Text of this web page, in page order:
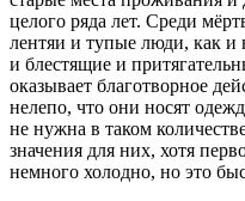
целого ряда лет. Среди
лентяи и тупые люди, как и
и блестящие и
оказывает благотворное
нелепо, что они носят
не нужна в таком
значения для них, хотя
немного холодно, но это